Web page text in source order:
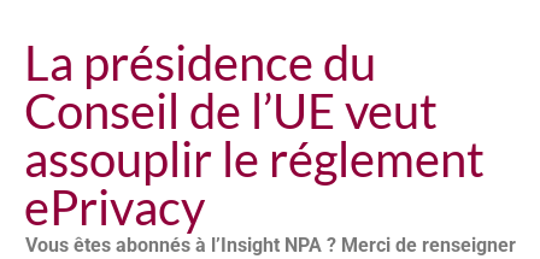
La présidence du
Conseil de l’UE veut
assouplir le réglement
ePrivacy
Vous êtes abonnés à l’Insight NPA ? Merci de renseigner